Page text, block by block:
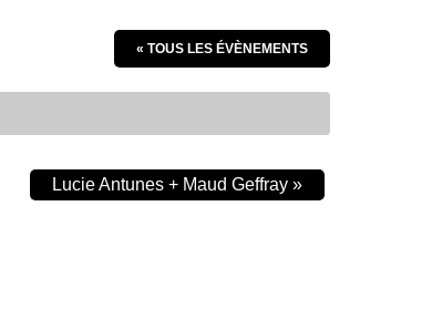
« TOUS LES ÉVÈNEMENTS
Lucie Antunes + Maud Geffray »